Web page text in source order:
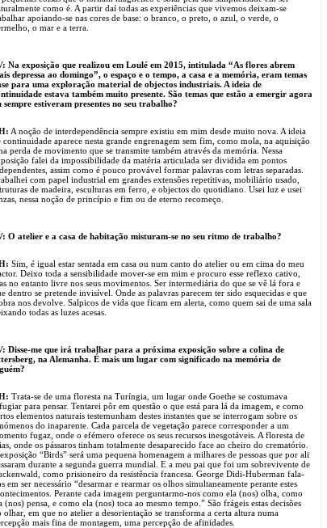
como é. A partir daí todas as experiências que vivemos deixam-se
apoiando-se nas cores de base: o branco, o preto, o azul, o verde, o
o mar e a terra.
Na exposição que realizou em Loulé em 2015, intitulada “As flores abrem
depressa ao domingo”, o espaço e o tempo, a casa e a memória, eram temas
para uma exploração material de objectos industriais. A ideia de
estava também muito presente. São temas que estão a emergir agora
sempre estiveram presentes no seu trabalho?
A noção de interdependência sempre existiu em mim desde muito nova. A ideia
continuidade aparece nesta grande engrenagem sem fim, como mola, na aquisição
perda de movimento que se transmite também através da memória. Nessa
falei da impossibilidade da matéria articulada ser dividida em pontos
assim como é pouco provável formar palavras com letras separadas.
com papel industrial em grandes extensões repetitivas, mobiliário usado,
de madeira, esculturas em ferro, e objectos do quotidiano. Usei luz e usei
nessa noção de princípio e fim ou de eterno recomeço.
O atelier e a casa de habitação misturam-se no seu ritmo de trabalho?
Sim, é igual estar sentada em casa ou num canto do atelier ou em cima do meu
Deixo toda a sensibilidade mover-se em mim e procuro esse reflexo cativo,
no entanto livre nos seus movimentos. Ser intermediária do que se vê lá fora e
dentro se pretende invisível. Onde as palavras parecem ter sido esquecidas e que
nos devolve. Salpicos de vida que ficam em alerta, como quem sai de uma sala
todas as luzes acesas.
Disse-me que irá trabalhar para a próxima exposição sobre a colina de
na Alemanha. É mais um lugar com significado na memória de
Trata-se de uma floresta na Turíngia, um lugar onde Goethe se costumava
para pensar. Tentarei pôr em questão o que está para lá da imagem, e como
elementos naturais testemunham destes instantes que se interrogam sobre os
do inaparente. Cada parcela de vegetação parece corresponder a um
fugaz, onde o efémero oferece os seus recursos inesgotáveis. A floresta de
onde os pássaros tinham totalmente desaparecido face ao cheiro do crematório.
“Birds” será uma pequena homenagem a milhares de pessoas que por ali
durante a segunda guerra mundial. E a meu pai que foi um sobrevivente de
como prisioneiro da resistência francesa. George Didi-Huberman fala-
em ser necessário “desarmar e rearmar os olhos simultaneamente perante estes
Perante cada imagem perguntarmo-nos como ela (nos) olha, como
(nos) pensa, e como ela (nos) toca ao mesmo tempo.” São frágeis estas decisões
olhar, em que no atelier a desorientação se transforma a certa altura numa
mais fina de montagem, uma percepção de afinidades.